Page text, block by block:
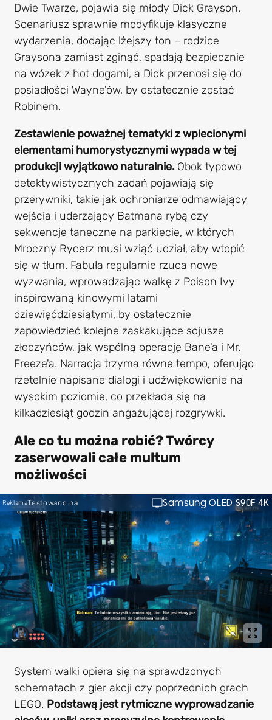
Dwie Twarze, pojawia się młody Dick Grayson.
Scenariusz sprawnie modyfikuje klasyczne
wydarzenia, dodając lżejszy ton – rodzice
Graysona zamiast zginąć, spadają bezpiecznie
na wózek z hot dogami, a Dick przenosi się do
posiadłości Wayne'ów, by ostatecznie zostać
Robinem.
Zestawienie poważnej tematyki z wplecionymi
elementami humorystycznymi wypada w tej
produkcji wyjątkowo naturalnie. Obok typowo
detektywistycznych zadań pojawiają się
przerywniki, takie jak ochroniarze odmawiający
wejścia i uderzający Batmana rybą czy
sekwencje taneczne na parkiecie, w których
Mroczny Rycerz musi wziąć udział, aby wtopić
się w tłum. Fabuła regularnie rzuca nowe
wyzwania, wprowadzając walkę z Poison Ivy
inspirowaną kinowymi latami
dziewięćdziesiątymi, by ostatecznie
zapowiedzieć kolejne zaskakujące sojusze
złoczyńców, jak wspólną operację Bane'a i Mr.
Freeze'a. Narracja trzyma równe tempo, oferując
rzetelnie napisane dialogi i udźwiękowienie na
wysokim poziomie, co przekłada się na
kilkadziesiąt godzin angażującej rozgrywki.
Ale co tu można robić? Twórcy
zaserwowali całe multum
możliwości
Testowano na Samsung OLED S90F 4K
Reklama
System walki opiera się na sprawdzonych
schematach z gier akcji czy poprzednich grach
LEGO. Podstawą jest rytmiczne wyprowadzanie